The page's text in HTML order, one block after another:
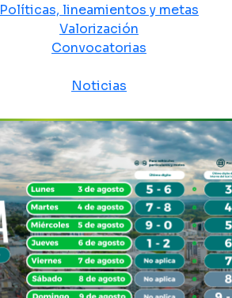
Políticas, lineamientos y metas
Valorización
Convocatorias
Noticias